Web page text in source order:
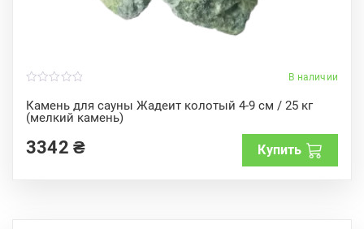
В наличии
Камень для сауны Жадеит колотый 4-9 см / 25 кг
(мелкий камень)
o
u
t
f
5
3342 ₴ Купить